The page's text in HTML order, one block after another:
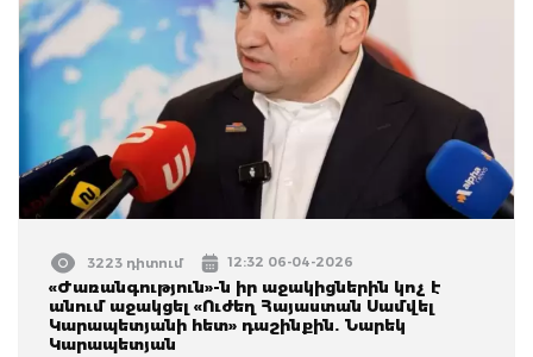
3223 դիտում 12:32 06-04-2026
«Ժառանգություն»-ն իր աջակիցներին կոչ է
անում աջակցել «Ուժեղ Հայաստան Սամվել
Կարապետյանի հետ» դաշինքին. Նարեկ
Կարապետյան